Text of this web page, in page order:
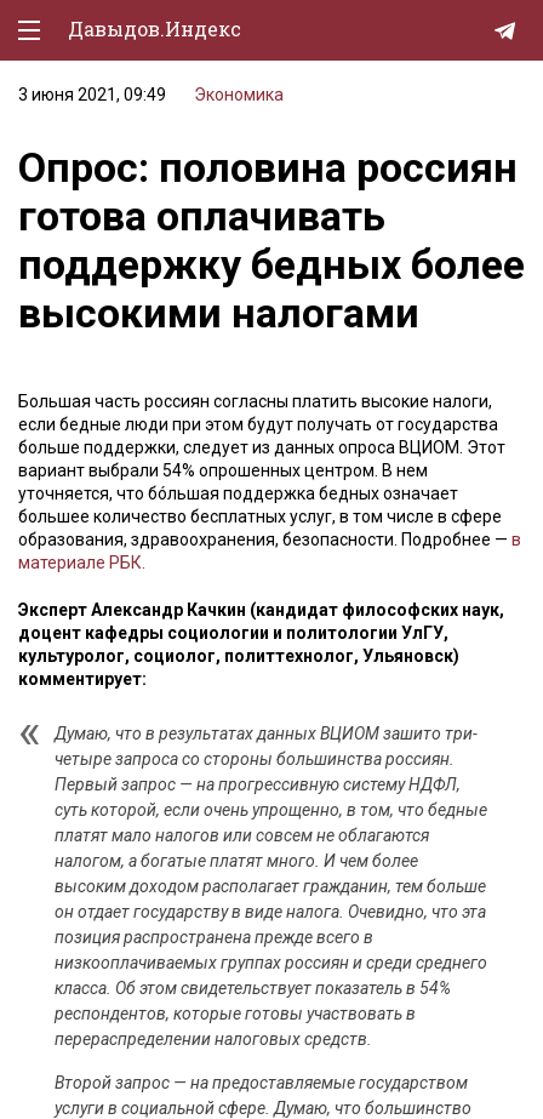
Давыдов.Индекс
Политическая жизнь
Экономика
Природа
Образование
Спорт
Lifestyle
Мурзилка
3 июня 2021, 09:49 Экономика
Опрос: половина россиян
готова оплачивать
поддержку бедных более
высокими налогами
Большая часть россиян согласны платить высокие налоги,
если бедные люди при этом будут получать от государства
больше поддержки, следует из данных опроса ВЦИОМ. Этот
вариант выбрали 54% опрошенных центром. В нем
уточняется, что бóльшая поддержка бедных означает
большее количество бесплатных услуг, в том числе в сфере
образования, здравоохранения, безопасности. Подробнее — в
материале РБК.
Эксперт Александр Качкин (кандидат философских наук,
доцент кафедры социологии и политологии УлГУ,
культуролог, социолог, политтехнолог, Ульяновск)
комментирует:
Думаю, что в результатах данных ВЦИОМ зашито три-
четыре запроса со стороны большинства россиян.
Первый запрос — на прогрессивную систему НДФЛ,
суть которой, если очень упрощенно, в том, что бедные
платят мало налогов или совсем не облагаются
налогом, а богатые платят много. И чем более
высоким доходом располагает гражданин, тем больше
он отдает государству в виде налога. Очевидно, что эта
позиция распространена прежде всего в
низкооплачиваемых группах россиян и среди среднего
класса. Об этом свидетельствует показатель в 54%
респондентов, которые готовы участвовать в
перераспределении налоговых средств.
Второй запрос — на предоставляемые государством
услуги в социальной сфере. Думаю, что большинство